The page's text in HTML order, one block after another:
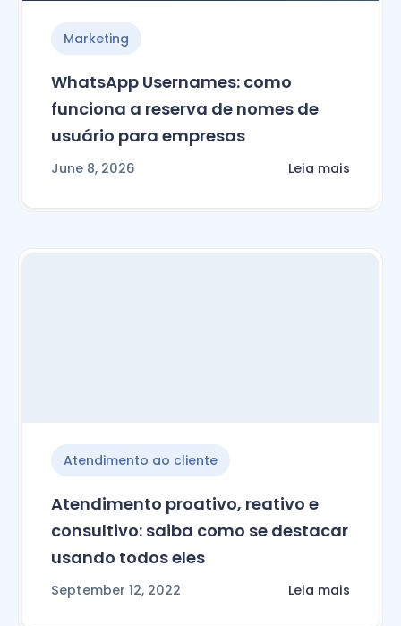
Marketing
WhatsApp Usernames: como
funciona a reserva de nomes de
usuário para empresas
June 8, 2026 Leia mais
Atendimento ao cliente
Atendimento proativo, reativo e
consultivo: saiba como se destacar
usando todos eles
September 12, 2022 Leia mais